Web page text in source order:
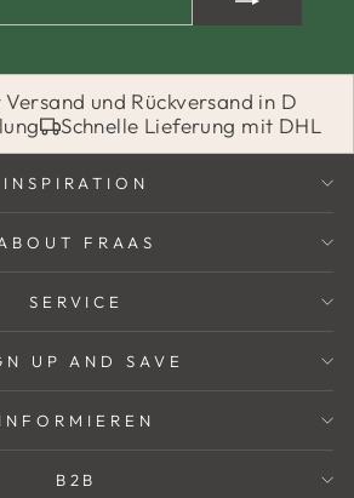
und Rückversand in D
Schnelle Lieferung mit DHL
INSPIRATION
FRAAS
SERVICE
UP AND SAVE
INFORMIEREN
B2B